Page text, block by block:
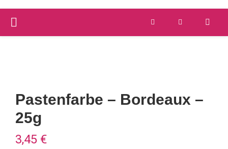
PRIMARY
Pastenfarbe – Bordeaux –
25g
3,45 €